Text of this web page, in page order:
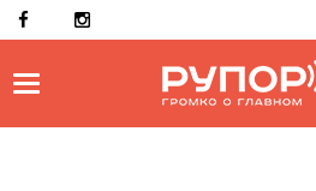
Toggle